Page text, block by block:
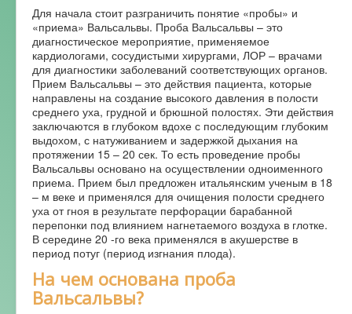
Для начала стоит разграничить понятие «пробы» и
«приема» Вальсальвы. Проба Вальсальвы – это
диагностическое мероприятие, применяемое
кардиологами, сосудистыми хирургами, ЛОР – врачами
для диагностики заболеваний соответствующих органов.
Прием Вальсальвы – это действия пациента, которые
направлены на создание высокого давления в полости
среднего уха, грудной и брюшной полостях. Эти действия
заключаются в глубоком вдохе с последующим глубоким
выдохом, с натуживанием и задержкой дыхания на
протяжении 15 – 20 сек. То есть проведение пробы
Вальсальвы основано на осуществлении одноименного
приема. Прием был предложен итальянским ученым в 18
– м веке и применялся для очищения полости среднего
уха от гноя в результате перфорации барабанной
перепонки под влиянием нагнетаемого воздуха в глотке.
В середине 20 -го века применялся в акушерстве в
период потуг (период изгнания плода).
На чем основана проба
Вальсальвы?